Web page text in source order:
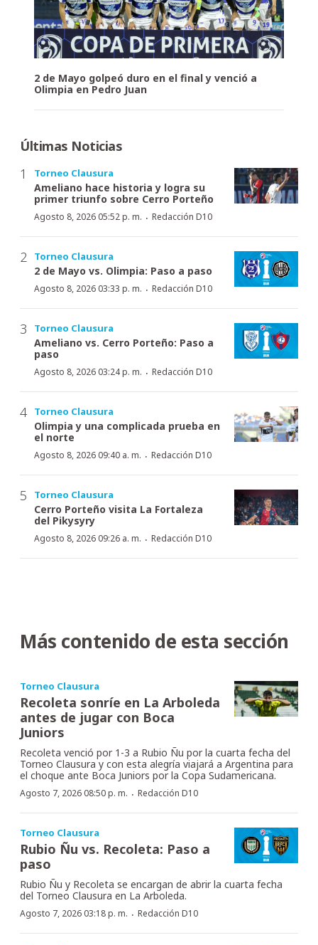
2 de Mayo golpeó duro en el final y venció a
Olimpia en Pedro Juan
Últimas Noticias
Torneo Clausura
Ameliano hace historia y logra su
primer triunfo sobre Cerro Porteño
Agosto 8, 2026 05:52 p. m. · Redacción D10
Torneo Clausura
2 de Mayo vs. Olimpia: Paso a paso
Agosto 8, 2026 03:33 p. m. · Redacción D10
Torneo Clausura
Ameliano vs. Cerro Porteño: Paso a
paso
Agosto 8, 2026 03:24 p. m. · Redacción D10
Torneo Clausura
Olimpia y una complicada prueba en
el norte
Agosto 8, 2026 09:40 a. m. · Redacción D10
Torneo Clausura
Cerro Porteño visita La Fortaleza
del Pikysyry
Agosto 8, 2026 09:26 a. m. · Redacción D10
Más contenido de esta sección
Torneo Clausura
Recoleta sonríe en La Arboleda
antes de jugar con Boca
Juniors
Recoleta venció por 1-3 a Rubio Ñu por la cuarta fecha del
Torneo Clausura y con esta alegría viajará a Argentina para
el choque ante Boca Juniors por la Copa Sudamericana.
Agosto 7, 2026 08:50 p. m. · Redacción D10
Torneo Clausura
Rubio Ñu vs. Recoleta: Paso a
paso
Rubio Ñu y Recoleta se encargan de abrir la cuarta fecha
del Torneo Clausura en La Arboleda.
Agosto 7, 2026 03:18 p. m. · Redacción D10